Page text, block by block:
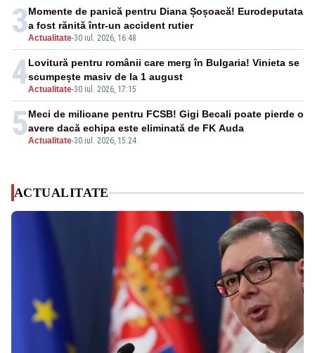
3Actualitate-30 iul. 2026, 16:48
Momente de panică pentru Diana Șoșoacă! Eurodeputata
a fost rănită într-un accident rutier
4Actualitate-30 iul. 2026, 17:15
Lovitură pentru românii care merg în Bulgaria! Vinieta se
scumpește masiv de la 1 august
5Actualitate-30 iul. 2026, 15:24
Meci de milioane pentru FCSB! Gigi Becali poate pierde o
avere dacă echipa este eliminată de FK Auda
ACTUALITATE